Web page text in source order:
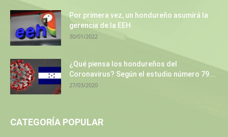
Por primera vez, un hondureño asumirá la
gerencia de la EEH
30/01/2022
¿Qué piensa los hondureños del
Coronavirus? Según el estudio número 79...
27/03/2020
CATEGORÍA POPULAR